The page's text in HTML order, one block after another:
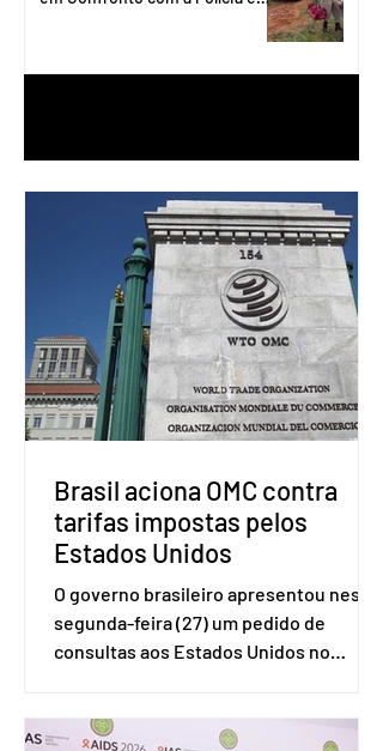
Brasil aciona OMC contra
tarifas impostas pelos
Estados Unidos
O governo brasileiro apresentou nesta
segunda-feira (27) um pedido de
consultas aos Estados Unidos no
(OMC), contestando duas medidas